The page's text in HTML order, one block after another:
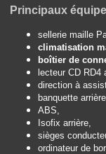
Principaux
sellerie maille
climatisation
boîtier de
lecteur CD
direction à
banquette
ABS,
Isofix arrière,
sièges
ordinateur de